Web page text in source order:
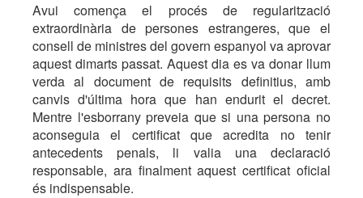
Avui comença el procés de regularització
extraordinària de persones estrangeres, que el
consell de ministres del govern espanyol va aprovar
aquest dimarts passat. Aquest dia es va donar llum
verda al document de requisits definitius, amb
canvis d'última hora que han endurit el decret.
Mentre l'esborrany preveia que si una persona no
aconseguia el certificat que acredita no tenir
antecedents penals, li valia una declaració
responsable, ara finalment aquest certificat oficial
és indispensable.